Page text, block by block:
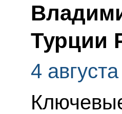
Турции
4